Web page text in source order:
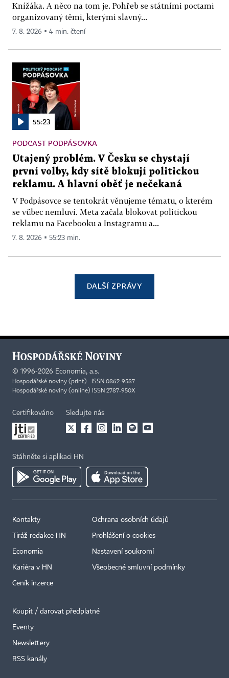
Knížáka. A něco na tom je. Pohřeb se státními poctami
organizovaný těmi, kterými slavný...
7. 8. 2026 ▪ 4 min. čtení
55:23
PODCAST PODPÁSOVKA
Utajený problém. V Česku se chystají
první volby, kdy sítě blokují politickou
reklamu. A hlavní oběť je nečekaná
V Podpásovce se tentokrát věnujeme tématu, o kterém
se vůbec nemluví. Meta začala blokovat politickou
reklamu na Facebooku a Instagramu a...
7. 8. 2026 ▪ 55:23 min.
DALŠÍ ZPRÁVY
© 1996-2026 Economia, a.s.
Hospodářské noviny (print) ISSN 0862-9587
Hospodářské noviny (online) ISSN 2787-950X
Certifikováno Sledujte nás
Stáhněte si aplikaci HN
Kontakty
Tiráž redakce HN
Economia
Kariéra v HN
Ceník inzerce
Ochrana osobních údajů
Prohlášení o cookies
Nastavení soukromí
Všeobecné smluvní podmínky
Koupit / darovat předplatné
Eventy
Newslettery
RSS kanály